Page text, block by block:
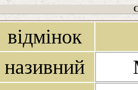
відмінок
називний